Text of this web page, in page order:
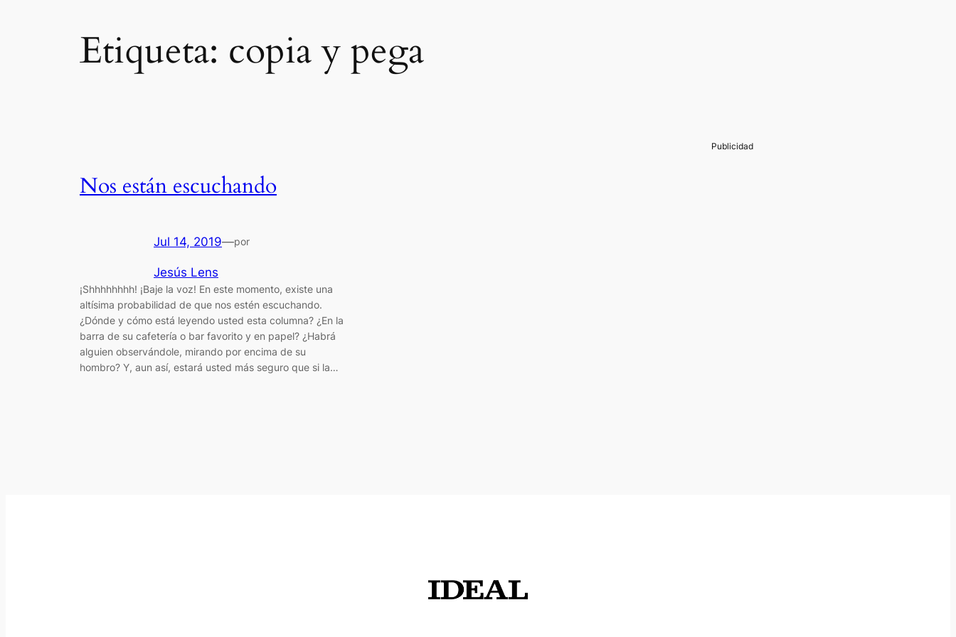
Etiqueta: copia y pega
Nos están escuchando
Jul 14, 2019—por
Jesús Lens
¡Shhhhhhhh! ¡Baje la voz! En este momento, existe una
altísima probabilidad de que nos estén escuchando.
¿Dónde y cómo está leyendo usted esta columna? ¿En la
barra de su cafetería o bar favorito y en papel? ¿Habrá
alguien observándole, mirando por encima de su
hombro? Y, aun así, estará usted más seguro que si la…